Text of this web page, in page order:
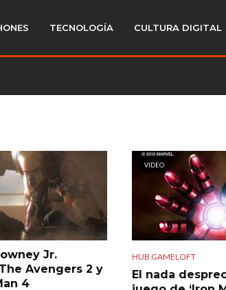
TECNOLOGÍA CULTURA DIGITAL
Jr.
Avengers 2 y
4
VIDEO
HUB GAMELOFT
El nada